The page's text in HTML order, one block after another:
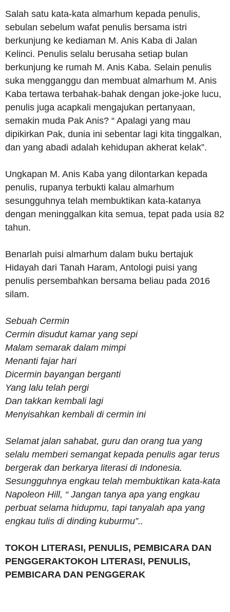
Salah satu kata-kata almarhum kepada penulis,
sebulan sebelum wafat penulis bersama istri
berkunjung ke kediaman M. Anis Kaba di Jalan
Kelinci. Penulis selalu berusaha setiap bulan
berkunjung ke rumah M. Anis Kaba. Selain penulis
suka mengganggu dan membuat almarhum M. Anis
Kaba tertawa terbahak-bahak dengan joke-joke lucu,
penulis juga acapkali mengajukan pertanyaan,
semakin muda Pak Anis? “ Apalagi yang mau
dipikirkan Pak, dunia ini sebentar lagi kita tinggalkan,
dan yang abadi adalah kehidupan akherat kelak”.
Ungkapan M. Anis Kaba yang dilontarkan kepada
penulis, rupanya terbukti kalau almarhum
sesungguhnya telah membuktikan kata-katanya
dengan meninggalkan kita semua, tepat pada usia 82
tahun.
Benarlah puisi almarhum dalam buku bertajuk
Hidayah dari Tanah Haram, Antologi puisi yang
penulis persembahkan bersama beliau pada 2016
silam.
Sebuah Cermin
Cermin disudut kamar yang sepi
Malam semarak dalam mimpi
Menanti fajar hari
Dicermin bayangan berganti
Yang lalu telah pergi
Dan takkan kembali lagi
Menyisahkan kembali di cermin ini
Selamat jalan sahabat, guru dan orang tua yang
selalu memberi semangat kepada penulis agar terus
bergerak dan berkarya literasi di Indonesia.
Sesungguhnya engkau telah membuktikan kata-kata
Napoleon Hill, “ Jangan tanya apa yang engkau
perbuat selama hidupmu, tapi tanyalah apa yang
engkau tulis di dinding kuburmu”..
TOKOH LITERASI, PENULIS, PEMBICARA DAN
PENGGERAKTOKOH LITERASI, PENULIS,
PEMBICARA DAN PENGGERAK